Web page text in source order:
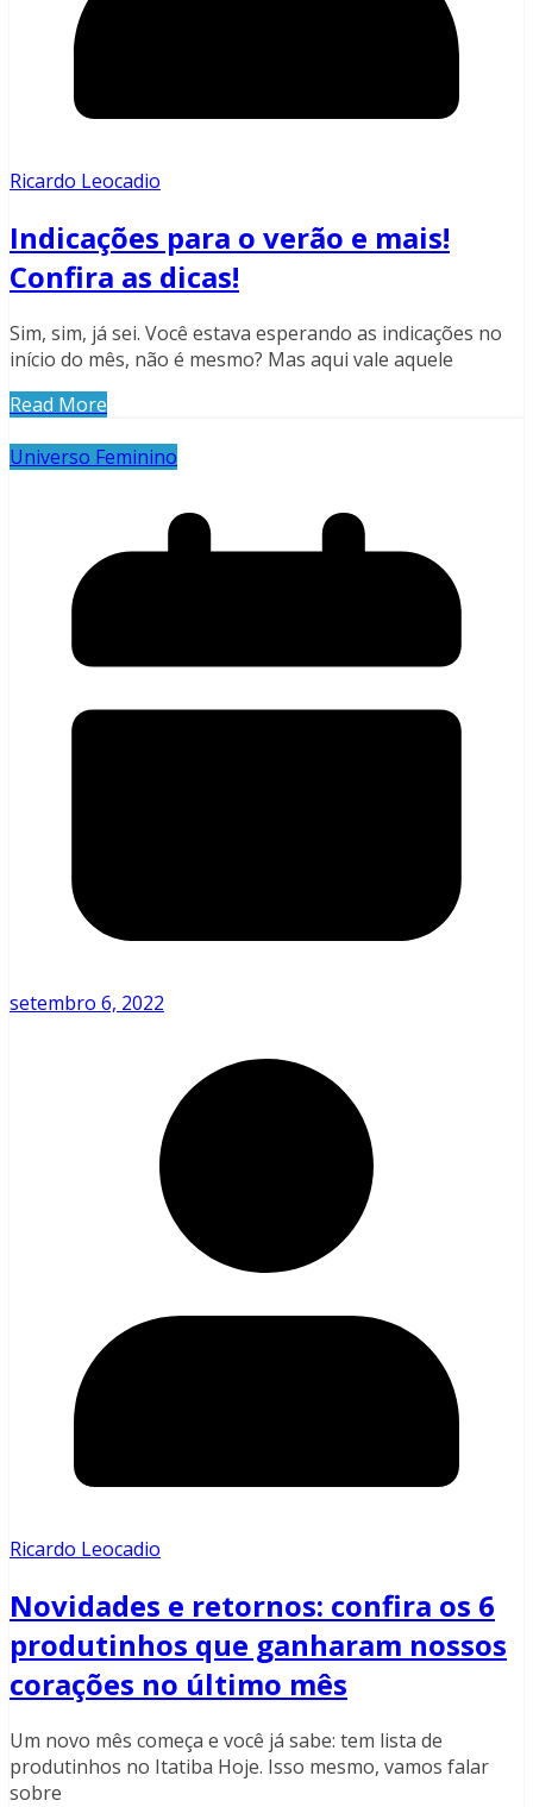
Ricardo Leocadio
Indicações para o verão e mais!
Confira as dicas!
Sim, sim, já sei. Você estava esperando as indicações no
início do mês, não é mesmo? Mas aqui vale aquele
Read More
Universo Feminino
setembro 6, 2022
Ricardo Leocadio
Novidades e retornos: confira os 6
produtinhos que ganharam nossos
corações no último mês
Um novo mês começa e você já sabe: tem lista de
produtinhos no Itatiba Hoje. Isso mesmo, vamos falar
sobre